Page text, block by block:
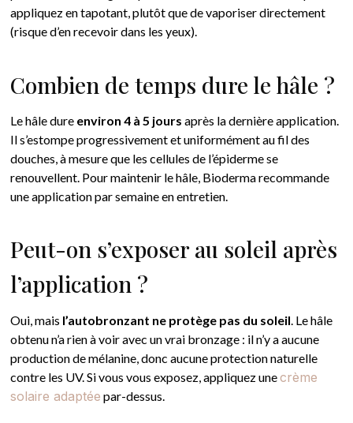
appliquez en tapotant, plutôt que de vaporiser directement
(risque d’en recevoir dans les yeux).
Combien de temps dure le hâle ?
Le hâle dure environ 4 à 5 jours après la dernière application.
Il s’estompe progressivement et uniformément au fil des
douches, à mesure que les cellules de l’épiderme se
renouvellent. Pour maintenir le hâle, Bioderma recommande
une application par semaine en entretien.
Peut-on s’exposer au soleil après
l’application ?
Oui, mais l’autobronzant ne protège pas du soleil . Le hâle
obtenu n’a rien à voir avec un vrai bronzage : il n’y a aucune
production de mélanine, donc aucune protection naturelle
contre les UV. Si vous vous exposez, appliquez unecrème
solaire adaptée par-dessus.